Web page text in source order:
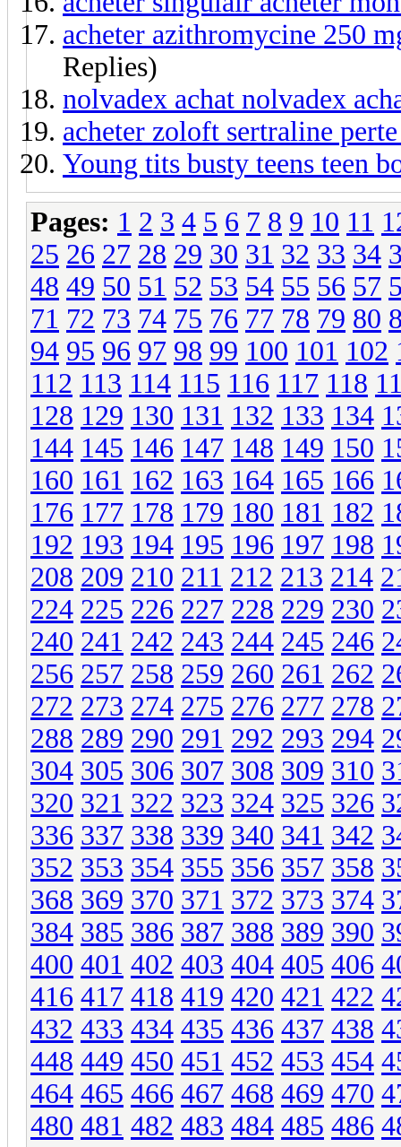
acheter azithromycine 250
Replies)
nolvadex achat nolvadex
acheter zoloft sertraline
Young tits busty teens teen
Pages: 1 2 3 4 5 6 7 8 9 10 11
25 26 27 28 29 30 31 32 33 34
48 49 50 51 52 53 54 55 56 57
71 72 73 74 75 76 77 78 79 80
94 95 96 97 98 99 100 101 102
112 113 114 115 116 117 118
128 129 130 131 132 133 134
144 145 146 147 148 149 150
160 161 162 163 164 165 166
176 177 178 179 180 181 182
192 193 194 195 196 197 198
208 209 210 211 212 213 214
224 225 226 227 228 229 230
240 241 242 243 244 245 246
256 257 258 259 260 261 262
272 273 274 275 276 277 278
288 289 290 291 292 293 294
304 305 306 307 308 309 310
320 321 322 323 324 325 326
336 337 338 339 340 341 342
352 353 354 355 356 357 358
368 369 370 371 372 373 374
384 385 386 387 388 389 390
400 401 402 403 404 405 406
416 417 418 419 420 421 422
432 433 434 435 436 437 438
448 449 450 451 452 453 454
464 465 466 467 468 469 470
480 481 482 483 484 485 486